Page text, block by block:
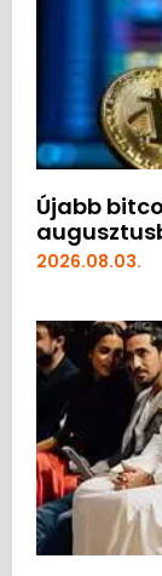
Újabb
2026.08.03.